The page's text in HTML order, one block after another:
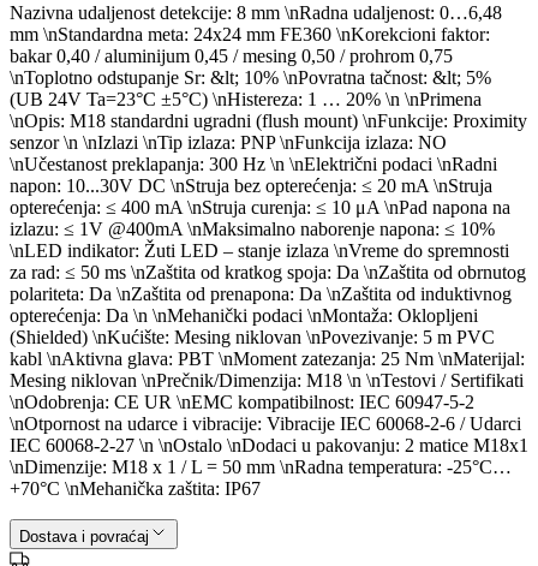
Nazivna udaljenost detekcije: 8 mm \nRadna udaljenost: 0…6,48
mm \nStandardna meta: 24x24 mm FE360 \nKorekcioni faktor:
bakar 0,40 / aluminijum 0,45 / mesing 0,50 / prohrom 0,75
\nToplotno odstupanje Sr: &lt; 10% \nPovratna tačnost: &lt; 5%
(UB 24V Ta=23°C ±5°C) \nHistereza: 1 … 20% \n \nPrimena
\nOpis: M18 standardni ugradni (flush mount) \nFunkcije: Proximity
senzor \n \nIzlazi \nTip izlaza: PNP \nFunkcija izlaza: NO
\nUčestanost preklapanja: 300 Hz \n \nElektrični podaci \nRadni
napon: 10...30V DC \nStruja bez opterećenja: ≤ 20 mA \nStruja
opterećenja: ≤ 400 mA \nStruja curenja: ≤ 10 μA \nPad napona na
izlazu: ≤ 1V @400mA \nMaksimalno naborenje napona: ≤ 10%
\nLED indikator: Žuti LED – stanje izlaza \nVreme do spremnosti
za rad: ≤ 50 ms \nZaštita od kratkog spoja: Da \nZaštita od obrnutog
polariteta: Da \nZaštita od prenapona: Da \nZaštita od induktivnog
opterećenja: Da \n \nMehanički podaci \nMontaža: Oklopljeni
(Shielded) \nKućište: Mesing niklovan \nPovezivanje: 5 m PVC
kabl \nAktivna glava: PBT \nMoment zatezanja: 25 Nm \nMaterijal:
Mesing niklovan \nPrečnik/Dimenzija: M18 \n \nTestovi / Sertifikati
\nOdobrenja: CE UR \nEMC kompatibilnost: IEC 60947-5-2
\nOtpornost na udarce i vibracije: Vibracije IEC 60068-2-6 / Udarci
IEC 60068-2-27 \n \nOstalo \nDodaci u pakovanju: 2 matice M18x1
\nDimenzije: M18 x 1 / L = 50 mm \nRadna temperatura: -25°C…
+70°C \nMehanička zaštita: IP67
Dostava i povraćaj